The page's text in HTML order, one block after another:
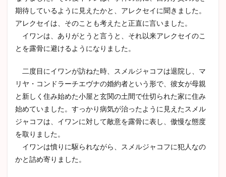
期待しているように見えたかと、アレクセイに聞きました。
アレクセイは、そのことも考えたと正直に言いました。
イワンは、ありがとうと言うと、それ以来アレクセイのこ
とを露骨に避けるようになりました。
二度目にイワンが訪ねた時、スメルジャコフは退院し、マ
リヤ・コンドラーチエヴナの婚約者という形で、彼女が母親
と新しく住み始めた小屋と玄関の土間で仕切られた家に住み
始めていました。すっかり病気が治ったように見えたスメル
ジャコフは、イワンに対して敵意を露骨に表し、傲慢な態度
を取りました。
イワンは憤りに駆られながら、スメルジャコフに犯人なの
かと詰め寄りました。